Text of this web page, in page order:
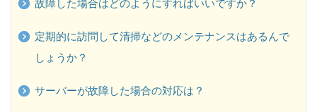
故障した場合はどのようにすればいいですか？
定期的に訪問して清掃などのメンテナンスはあるんで
しょうか？
サーバーが故障した場合の対応は？